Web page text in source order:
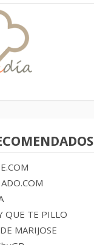
QUE TE PILLO
MARIJOSE